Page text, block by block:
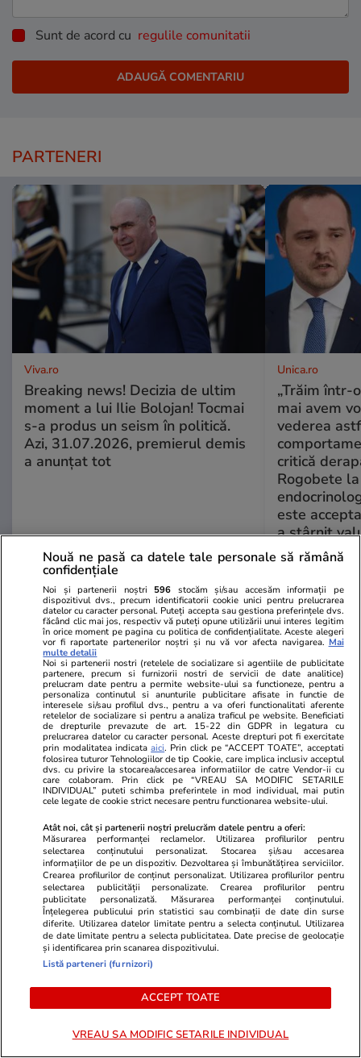
Sunt de acord cu regulile comunitatii
PARTENERI
Viva.ro
Breaking news! Decizia de ultim
moment a lui Ilie Bolojan! Tocmai
s-a produs un seism în politică.
Azi, 31.07.2026, premierul demis
a anunțat tot
Unica.ro
„Trăim într-
mai avem
vederea
critică
Rogobete
este
a stârnit
GSP
GSP.RO
Confesiune cutremurătoare din
„microbuzul groazei”: „O creangă
ne-a despărțit...”
GSP.RO
Titi Aur
în
echipa a
vorba de
Adevărații
acolo”
PARTENERI
Nouă ne pasă ca datele tale personale să rămână
confidențiale
Noi și partenerii noștri 596 stocăm și/sau accesăm informații pe
dispozitivul dvs., precum identificatorii cookie unici pentru prelucrarea
datelor cu caracter personal. Puteți accepta sau gestiona preferințele dvs.
făcând clic mai jos, respectiv vă puteți opune utilizării unui interes legitim
în orice moment pe pagina cu politica de confidențialitate. Aceste alegeri
vor fi raportate partenerilor noștri și nu vă vor afecta navigarea. Mai
multe detalii
Noi si partenerii nostri (retelele de socializare si agentiile de publicitate
partenere, precum si furnizorii nostri de servicii de date analitice)
prelucram date pentru a permite website-ului sa functioneze, pentru a
personaliza continutul si anunturile publicitare afisate in functie de
interesele si/sau profilul dvs., pentru a va oferi functionalitati aferente
retelelor de socializare si pentru a analiza traficul pe website. Beneficiati
de drepturile prevazute de art. 15-22 din GDPR in legatura cu
prelucrarea datelor cu caracter personal. Aceste drepturi pot fi exercitate
prin modalitatea indicataaici. Prin click pe “ACCEPT TOATE”, acceptati
folosirea tuturor Tehnologiilor de tip Cookie, care implica inclusiv acceptul
dvs. cu privire la stocarea/accesarea informatiilor de catre Vendor-ii cu
care colaboram. Prin click pe “VREAU SA MODIFIC SETARILE
INDIVIDUAL” puteti schimba preferintele in mod individual, mai putin
cele legate de cookie strict necesare pentru functionarea website-ului.
Atât noi, cât și partenerii noștri prelucrăm datele pentru a oferi:
Măsurarea performanței reclamelor. Utilizarea profilurilor pentru
selectarea conținutului personalizat. Stocarea și/sau accesarea
informațiilor de pe un dispozitiv. Dezvoltarea și îmbunătățirea serviciilor.
Crearea profilurilor de conținut personalizat. Utilizarea profilurilor pentru
selectarea publicității personalizate. Crearea profilurilor pentru
publicitate personalizată. Măsurarea performanței conținutului.
Înțelegerea publicului prin statistici sau combinații de date din surse
diferite. Utilizarea datelor limitate pentru a selecta conținutul. Utilizarea
de date limitate pentru a selecta publicitatea. Date precise de geolocație
și identificarea prin scanarea dispozitivului.
Listă parteneri (furnizori)
ACCEPT TOATE
VREAU SA MODIFIC SETARILE INDIVIDUAL